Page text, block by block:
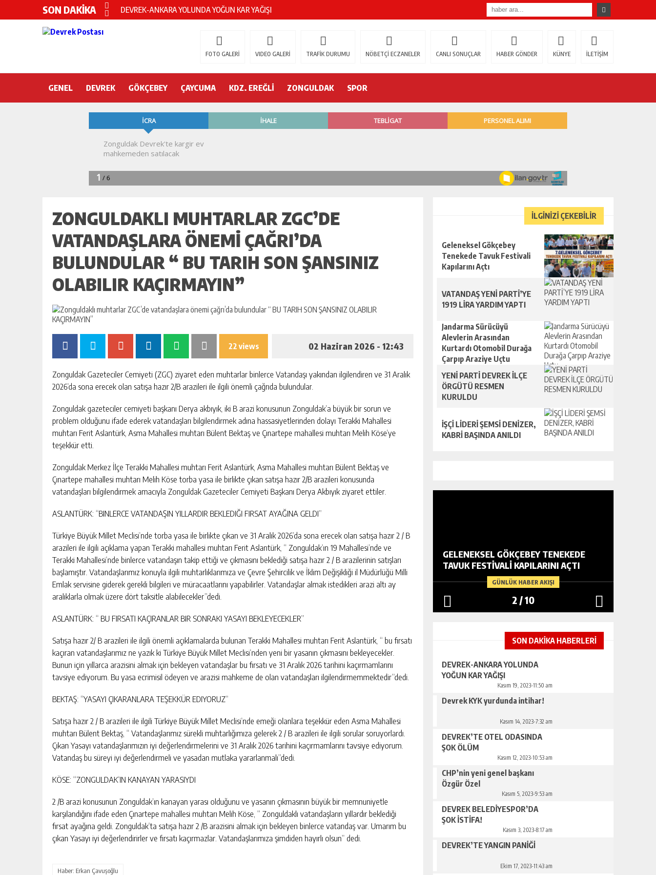
SON DAKİKA
Devrek KYK yurdunda intihar!
CHP’nin yeni genel başkanı Özgür Özel
DEVREK’TE YANGIN PANİĞİ
Devrek Engelsiz Yaşam Merkezi’nde neler oluyor?
DEVREK ÇATAKLI’YA TEŞEKKÜR ETTİ
FOTO GALERİ VIDEO GALERİ TRAFİK DURUMU NÖBETÇİ ECZANELER CANLI SONUÇLAR HABER GÖNDER KÜNYE İLETİŞİM
GENEL DEVREK GÖKÇEBEY ÇAYCUMA KDZ. EREĞLİ ZONGULDAK SPOR
ZONGULDAKLI MUHTARLAR ZGC’DE
VATANDAŞLARA ÖNEMI ÇAĞRI’DA
BULUNDULAR “ BU TARIH SON ŞANSINIZ
OLABILIR KAÇIRMAYIN”
22 views 02 Haziran 2026 - 12:43
Zonguldak Gazeteciler Cemiyeti (ZGC) ziyaret eden muhtarlar binlerce Vatandaşı yakından ilgilendiren ve 31 Aralık
2026’da sona erecek olan satışa hazır 2/B arazileri ile ilgili önemli çağrıda bulundular.
Zonguldak gazeteciler cemiyeti başkanı Derya akbıyık, iki B arazi konusunun Zonguldak’a büyük bir sorun ve
problem olduğunu ifade ederek vatandaşları bilgilendirmek adına hassasiyetlerinden dolayı Terakki Mahallesi
muhtarı Ferit Aslantürk, Asma Mahallesi muhtarı Bülent Bektaş ve Çınartepe mahallesi muhtarı Melih Köse’ye
teşekkür etti.
Zonguldak Merkez İlçe Terakki Mahallesi muhtarı Ferit Aslantürk, Asma Mahallesi muhtarı Bülent Bektaş ve
Çınartepe mahallesi muhtarı Melih Köse torba yasa ile birlikte çıkan satışa hazır 2/B arazileri konusunda
vatandaşları bilgilendirmek amacıyla Zonguldak Gazeteciler Cemiyeti Başkanı Derya Akbıyık ziyaret ettiler.
ASLANTÜRK: “BINLERCE VATANDAŞIN YILLARDIR BEKLEDIĞI FIRSAT AYAĞINA GELDI”
Türkiye Büyük Millet Meclisi’nde torba yasa ile birlikte çıkan ve 31 Aralık 2026’da sona erecek olan satışa hazır 2 / B
arazileri ile ilgili açıklama yapan Terakki mahallesi muhtarı Ferit Aslantürk, “ Zonguldak’ın 19 Mahallesi’nde ve
Terakki Mahallesi’nde binlerce vatandaşın takip ettiği ve çıkmasını beklediği satışa hazır 2 / B arazilerinin satışları
başlamıştır. Vatandaşlarımız konuyla ilgili muhtarlıklarımıza ve Çevre Şehircilik ve İklim Değişikliği il Müdürlüğü Milli
Emlak servisine giderek gerekli bilgileri ve müracaatlarını yapabilirler. Vatandaşlar almak istedikleri arazi altı ay
aralıklarla olmak üzere dört taksitle alabilecekler”dedi.
ASLANTÜRK: “ BU FIRSATI KAÇIRANLAR BIR SONRAKI YASAYI BEKLEYECEKLER”
Satışa hazır 2/ B arazileri ile ilgili önemli açıklamalarda bulunan Terakki Mahallesi muhtarı Ferit Aslantürk, “ bu fırsatı
kaçıran vatandaşlarımız ne yazık ki Türkiye Büyük Millet Meclisi‘nden yeni bir yasanın çıkmasını bekleyecekler.
Bunun için yıllarca arazisini almak için bekleyen vatandaşlar bu fırsatı ve 31 Aralık 2026 tarihini kaçırmamlarını
tavsiye ediyorum. Bu yasa ecrimisil ödeyen ve arazisi mahkeme de olan vatandaşları ilgilendirmemmektedir”dedi.
BEKTAŞ: “YASAYI ÇIKARANLARA TEŞEKKÜR EDIYORUZ”
Satışa hazır 2 / B arazileri ile ilgili Türkiye Büyük Millet Meclisi’nde emeği olanlara teşekkür eden Asma Mahallesi
muhtarı Bülent Bektaş, “ Vatandaşlarımız sürekli muhtarlığımıza gelerek 2 / B arazileri ile ilgili sorular soruyorlardı.
Çıkan Yasayı vatandaşlarımızın iyi değerlendirmelerini ve 31 Aralık 2026 tarihini kaçırmamlarını tavsiye ediyorum.
Vatandaş bu süreyi iyi değerlendirmeli ve yasadan mutlaka yararlanmalı”dedi.
KÖSE: “ZONGULDAK‘IN KANAYAN YARASIYDI
2 /B arazi konusunun Zonguldak’ın kanayan yarası olduğunu ve yasanın çıkmasının büyük bir memnuniyetle
karşılandığını ifade eden Çınartepe mahallesi muhtarı Melih Köse, “ Zonguldaklı vatandaşların yıllardır beklediği
fırsat ayağına geldi. Zonguldak‘ta satışa hazır 2 /B arazisini almak için bekleyen binlerce vatandaş var. Umarım bu
çıkan Yasayı iyi değerlendirirler ve fırsatı kaçırmazlar. Vatandaşlarımıza şimdiden hayırlı olsun” dedi.
Haber: Erkan Çavuşoğlu
İLGİNİZİ ÇEKEBİLİR
Geleneksel Gökçebey
Tenekede Tavuk Festivali
Kapılarını Açtı
VATANDAŞ YENİ PARTİ’YE
1919 LİRA YARDIM YAPTI
Jandarma Sürücüyü
Alevlerin Arasından
Kurtardı Otomobil Durağa
Çarpıp Araziye Uçtu
YENİ PARTİ DEVREK İLÇE
ÖRGÜTÜ RESMEN
KURULDU
İŞÇİ LİDERİ ŞEMSİ DENİZER,
KABRİ BAŞINDA ANILDI
GÜNLÜK HABER AKIŞI
DEVREK’TE SAĞLIK HIZMETLERI
MASAYA YATIRILDI
GÜNLÜK HABER AKIŞI
KADIN KOOPERATİFLERİ VE
GİRİŞİMCİLER ZTSO’DA BİR ARAYA
GELDİ
GÜNLÜK HABER AKIŞI
GELENEKSEL GÖKÇEBEY TENEKEDE
TAVUK FESTIVALI KAPILARINI AÇTI
2 /10
SON DAKİKA HABERLERİ
DEVREK-ANKARA YOLUNDA
YOĞUN KAR YAĞIŞI
Kasım 19, 2023-11:50 am
Devrek KYK yurdunda intihar!
Kasım 14, 2023-7:32 am
DEVREK’TE OTEL ODASINDA
ŞOK ÖLÜM
Kasım 12, 2023-10:53 am
CHP’nin yeni genel başkanı
Özgür Özel
Kasım 5, 2023-9:53 am
DEVREK BELEDİYESPOR’DA
ŞOK İSTİFA!
Kasım 3, 2023-8:17 am
DEVREK’TE YANGIN PANİĞİ
Ekim 17, 2023-11:43 am